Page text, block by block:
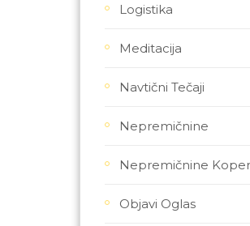
Logistika
Meditacija
Navtični Tečaji
Nepremičnine
Nepremičnine
Objavi Oglas